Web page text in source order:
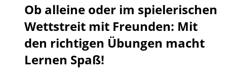
Ob alleine oder im spielerischen
Wettstreit mit Freunden: Mit
den richtigen Übungen macht
Lernen Spaß!